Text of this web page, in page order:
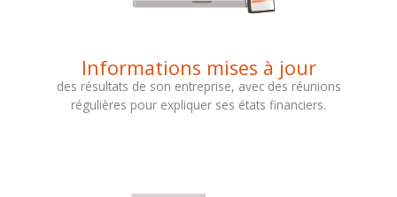
Informations mises à jour
des résultats de son entreprise, avec des réunions
régulières pour expliquer ses états financiers.